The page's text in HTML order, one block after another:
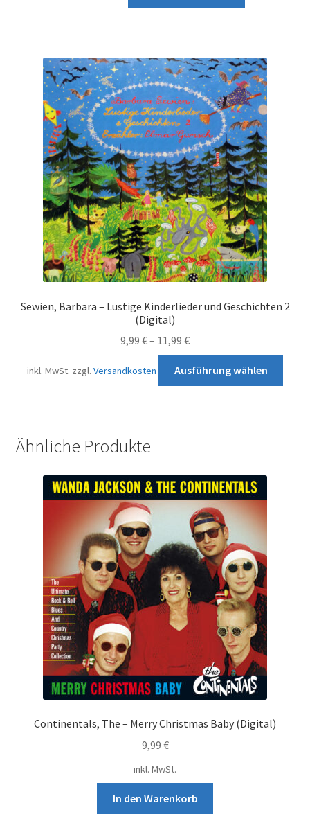
Sewien, Barbara – Lustige Kinderlieder und Geschichten 2
(Digital)
9,99 €– 11,99 €
inkl. MwSt. zzgl. Versandkosten Ausführung wählen
Ähnliche Produkte
Continentals, The – Merry Christmas Baby (Digital)
9,99 €
inkl. MwSt.
In den Warenkorb